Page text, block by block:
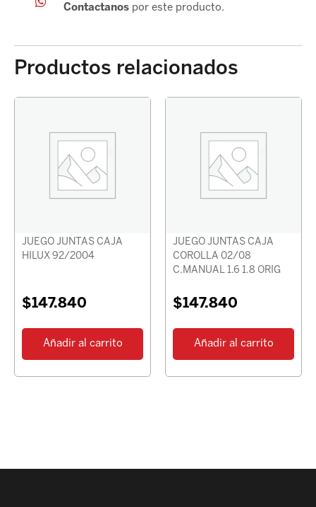
Contactanospor este producto.
Productos relacionados
JUEGO JUNTAS CAJA
HILUX 92/2004
$147.840
Añadir al carrito
JUEGO JUNTAS CAJA
COROLLA 02/08
C.MANUAL 1.6 1.8 ORIG
$147.840
Añadir al carrito